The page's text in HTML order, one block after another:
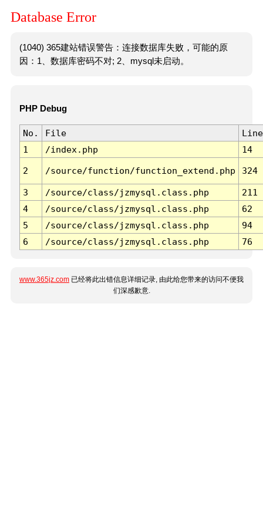
Database Error
(1040) 365建站错误警告：连接数据库失败，可能的原
因：1、数据库密码不对; 2、mysql未启动。
PHP Debug
No. File
Line
1
/index.php 14
2 /source/function/function_extend.php 324
3 /source/class/jzmysql.class.php
211
4
/source/class/jzmysql.class.php
62
5
/source/class/jzmysql.class.php
94
6
/source/class/jzmysql.class.php 76
www.365jz.com 已经将此出错信息详细记录, 由此给您带来的访问不便我
们深感歉意.